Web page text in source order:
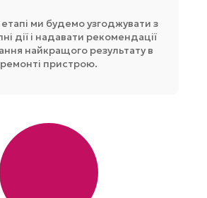
ми будемо узгоджувати з
дії і надавати рекомендації
найкращого результату в
ремонті пристрою.